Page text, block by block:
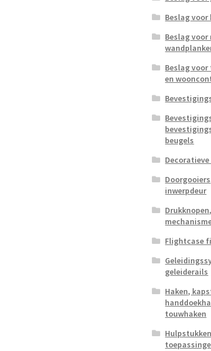
Beslag
Beslag voor
Beslag
en
beugels
inwerpdeur
Flightcase
geleiderails
Haken,
touwhaken